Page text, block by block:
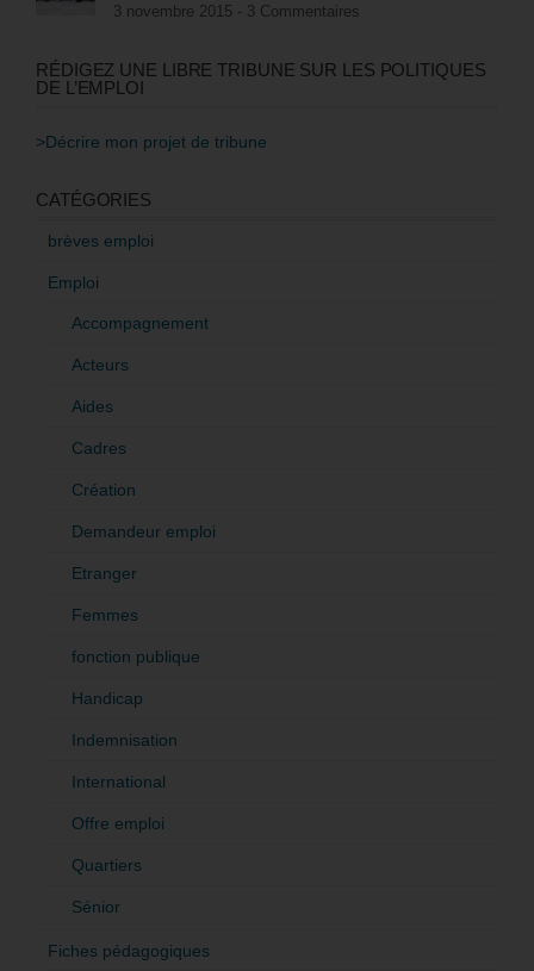
3 novembre 2015 - 3 Commentaires
RÉDIGEZ UNE LIBRE TRIBUNE SUR LES POLITIQUES
DE L’EMPLOI
>Décrire mon projet de tribune
CATÉGORIES
brèves emploi
Emploi
Accompagnement
Acteurs
Aides
Cadres
Création
Demandeur emploi
Etranger
Femmes
fonction publique
Handicap
Indemnisation
International
Offre emploi
Quartiers
Sénior
Fiches pédagogiques